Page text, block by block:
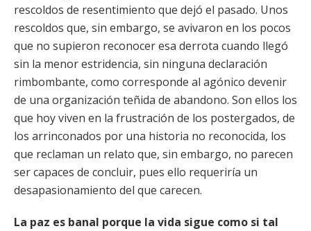
rescoldos de resentimiento que dejó el pasado. Unos
rescoldos que, sin embargo, se avivaron en los pocos
que no supieron reconocer esa derrota cuando llegó
sin la menor estridencia, sin ninguna declaración
rimbombante, como corresponde al agónico devenir
de una organización teñida de abandono. Son ellos los
que hoy viven en la frustración de los postergados, de
los arrinconados por una historia no reconocida, los
que reclaman un relato que, sin embargo, no parecen
ser capaces de concluir, pues ello requeriría un
desapasionamiento del que carecen.
La paz es banal porque la vida sigue como si tal